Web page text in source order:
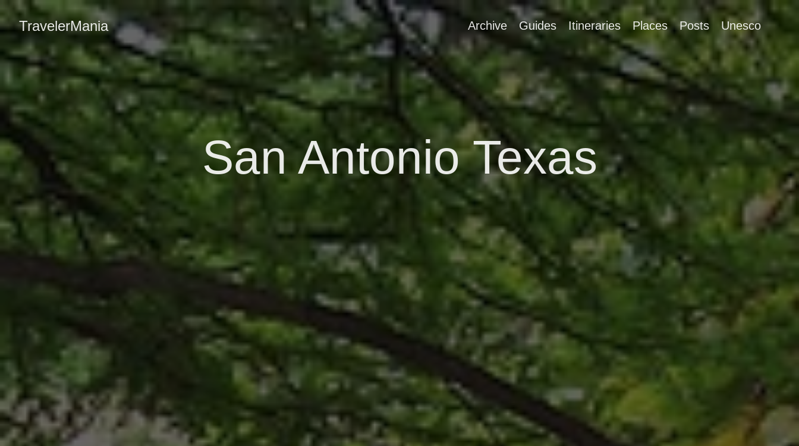
TravelerMania Archive Guides Itineraries Places Posts Unesco
San Antonio Texas